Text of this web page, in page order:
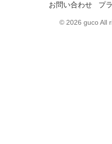
お問い合わせ プ
© 2026 guco All